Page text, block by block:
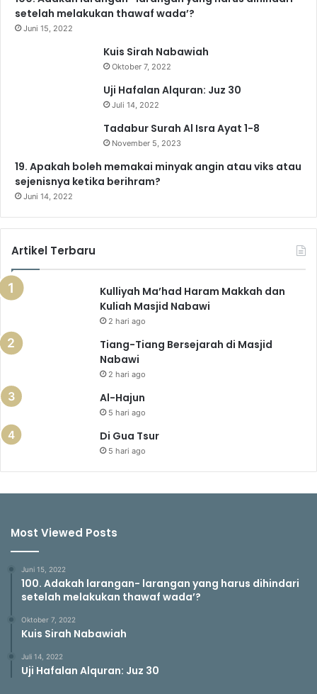
setelah melakukan thawaf wada’?
Juni 15, 2022
Kuis Sirah Nabawiah
Oktober 7, 2022
Uji Hafalan Alquran: Juz 30
Juli 14, 2022
Tadabur Surah Al Isra Ayat 1-8
November 5, 2023
19. Apakah boleh memakai minyak angin atau viks atau
sejenisnya ketika berihram?
Juni 14, 2022
Artikel Terbaru
Kulliyah Ma’had Haram Makkah dan
Kuliah Masjid Nabawi
2 hari ago
Tiang-Tiang Bersejarah di Masjid
Nabawi
2 hari ago
Al-Hajun
5 hari ago
Di Gua Tsur
5 hari ago
Most Viewed Posts
Juni 15, 2022
100. Adakah larangan- larangan yang harus dihindari
setelah melakukan thawaf wada’?
Oktober 7, 2022
Kuis Sirah Nabawiah
Juli 14, 2022
Uji Hafalan Alquran: Juz 30